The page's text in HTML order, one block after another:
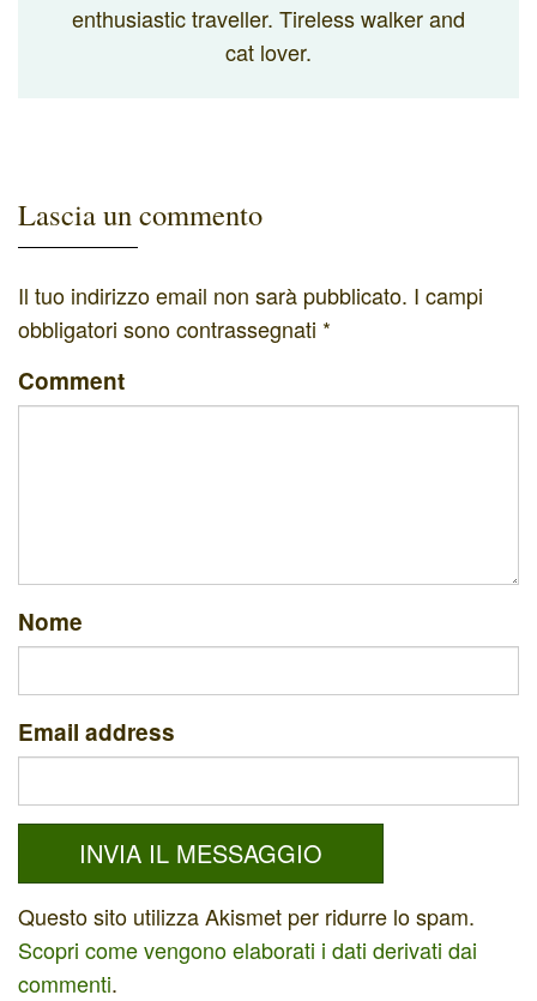
enthusiastic traveller. Tireless walker and
cat lover.
Lascia un commento
Il tuo indirizzo email non sarà pubblicato. I campi
obbligatori sono contrassegnati *
Comment
Nome
Email address
Questo sito utilizza Akismet per ridurre lo spam.
Scopri come vengono elaborati i dati derivati dai
commenti.